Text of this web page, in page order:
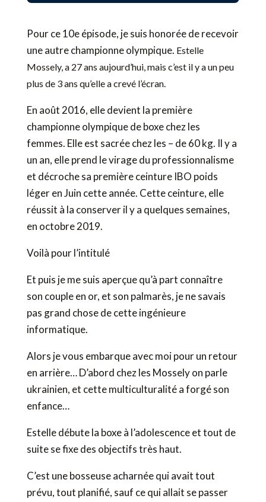
Pour ce 10e épisode, je suis honorée de recevoir
une autre championne olympique. Estelle
Mossely, a 27 ans aujourd’hui, mais c’est il y a un peu
plus de 3 ans qu’elle a crevé l’écran.
En août 2016, elle devient la première
championne olympique de boxe chez les
femmes. Elle est sacrée chez les – de 60 kg. Il y a
un an, elle prend le virage du professionnalisme
et décroche sa première ceinture IBO poids
léger en Juin cette année. Cette ceinture, elle
réussit à la conserver il y a quelques semaines,
en octobre 2019.
Voilà pour l’intitulé
Et puis je me suis aperçue qu’à part connaître
son couple en or, et son palmarès, je ne savais
pas grand chose de cette ingénieure
informatique.
Alors je vous embarque avec moi pour un retour
en arrière… D’abord chez les Mossely on parle
ukrainien, et cette multiculturalité a forgé son
enfance…
Estelle débute la boxe à l’adolescence et tout de
suite se fixe des objectifs très haut.
C’est une bosseuse acharnée qui avait tout
prévu, tout planifié, sauf ce qui allait se passer